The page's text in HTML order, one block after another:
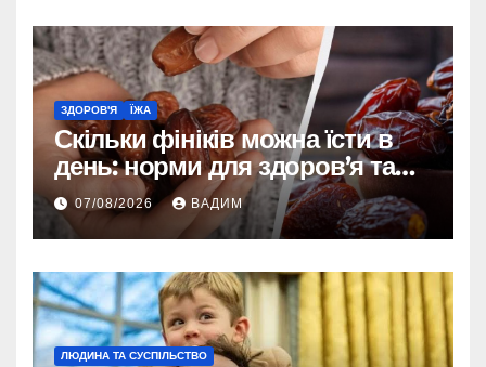
ЗДОРОВ'Я ЇЖА
Скільки фініків можна їсти в
день: норми для здоров’я та
енергії
07/08/2026 ВАДИМ
ЛЮДИНА ТА СУСПІЛЬСТВО